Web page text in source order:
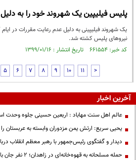
پلیس فیلیپین یک شهروند خود را به
یک شهروند فیلیپینی به دلیل عدم رعایت مقررات در
نیروهای پلیس کشته شد.
کد خبر: ۶۶۱۵۵۴ تاریخ انتشار : ۱۳۹۹/۰۱/۱۶
5 6 7 8 9 10 11 >
آخرین اخبار
عالم اهل سنت مهاباد : اربعین حسینی جلوه وحدت
یحیی سریع: ارتش یمن مزدوران وابسته به عربستان
دیدار و گفتگوی رئیس‌جمهور با رهبر معظم انقلاب
حمله مسلحانه به قهوه‌خانه‌ای در زاهدان؛ ۲ نفر جان باختند